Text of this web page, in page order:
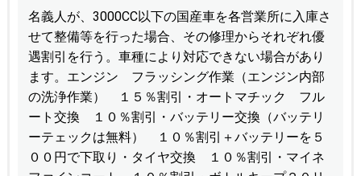
名義人が、3000CC以下の国産車を各営業所に入庫さ
せて整備等を行った場合、その修理からそれぞれ優
遇割引を行う。車種により対応できない場合があり
ます。エンジン フラッシング作業（エンジン内部
の洗浄作業） １５％割引・オートマチック フル
ート交換 １０％割引・バッテリー交換（バッテリ
ーテェックは無料） １０％割引＋バッテリーを５
００円で下取り・タイヤ交換 １０％割引・マイネ